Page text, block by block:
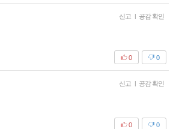
신고 | 공감 확인
0
0
신고 | 공감 확인
0
0